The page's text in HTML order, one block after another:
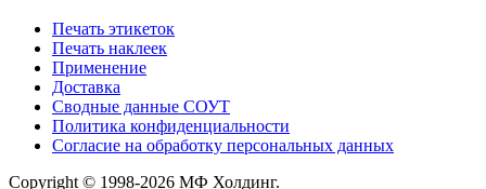
Печать этикеток
Печать наклеек
Применение
Доставка
Сводные данные СОУТ
Политика конфиденциальности
Согласие на обработку персональных данных
Copyright © 1998-2026 МФ Холдинг.